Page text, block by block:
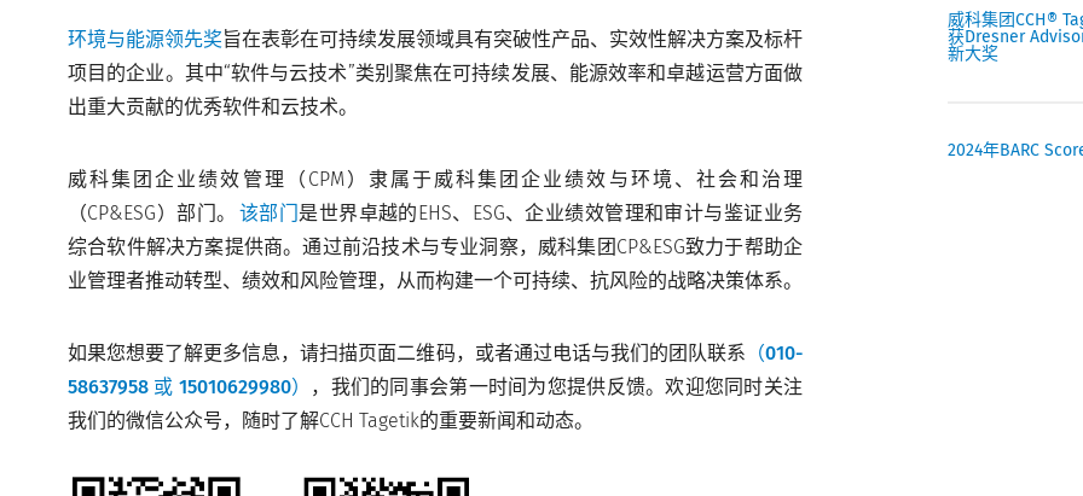
环境与能源领先奖旨在表彰在可持续发展领域具有突破性产品、实效性解决方案及标杆
项目的企业。其中“软件与云技术”类别聚焦在可持续发展、能源效率和卓越运营方面做
出重大贡献的优秀软件和云技术。
威科集团企业绩效管理（CPM）隶属于威科集团企业绩效与环境、社会和治理
（CP&ESG）部门。
该部门是世界卓越的EHS、ESG、企业绩效管理和审计与鉴证业务
综合软件解决方案提供商。通过前沿技术与专业洞察，威科集团CP&ESG致力于帮助企
业管理者推动转型、绩效和风险管理，从而构建一个可持续、抗风险的战略决策体系。
如果您想要了解更多信息，请扫描页面二维码，或者通过电话与我们的团队联系 （010-
58637958 或 15010629980） ，我们的同事会第一时间为您提供反馈。欢迎您同时关注
我们的微信公众号，随时了解CCH Tagetik的重要新闻和动态。
威科集团CCH®
获Dresner
新大奖
2024年BARC